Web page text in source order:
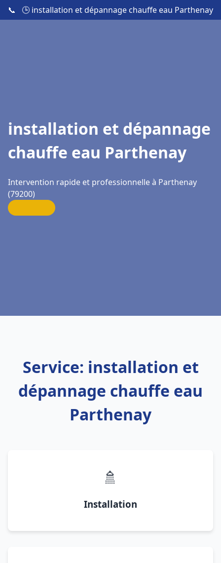
📞 🕒 installation et dépannage chauffe eau Parthenay
installation et dépannage
chauffe eau Parthenay
Intervention rapide et professionnelle à Parthenay
(79200)
Service: installation et
dépannage chauffe eau
Parthenay
🚿
Installation